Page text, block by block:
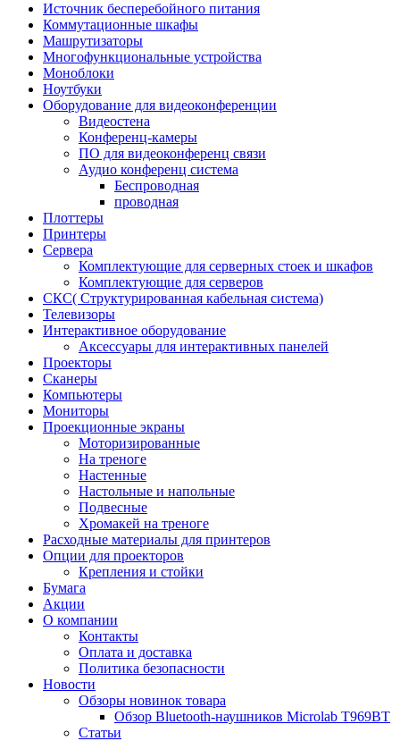
Источник бесперебойного питания
Коммутационные шкафы
Машрутизаторы
Многофункциональные устройства
Моноблоки
Ноутбуки
Оборудование для видеоконференции
Видеостена
Конференц-камеры
ПО для видеоконференц связи
Аудио конференц система
Беспроводная
проводная
Плоттеры
Принтеры
Сервера
Комплектующие для серверных стоек и шкафов
Комплектующие для серверов
СКС( Структурированная кабельная система)
Телевизоры
Интерактивное оборудование
Аксессуары для интерактивных панелей
Проекторы
Сканеры
Компьютеры
Мониторы
Проекционные экраны
Моторизированные
На треноге
Настенные
Настольные и напольные
Подвесные
Хромакей на треноге
Расходные материалы для принтеров
Опции для проекторов
Крепления и стойки
Бумага
Акции
О компании
Контакты
Оплата и доставка
Политика безопасности
Новости
Обзоры новинок товара
Обзор Bluetooth-наушников Microlab T969BT
Статьи